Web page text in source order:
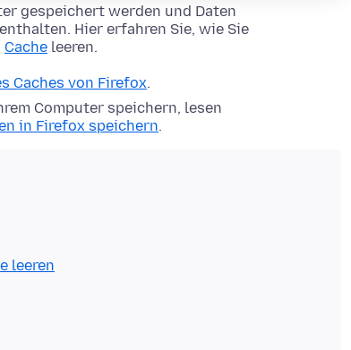
gespeichert werden und Daten
Hier erfahren Sie, wie Sie
Cache leeren.
Caches von Firefox.
Computer speichern, lesen
in Firefox speichern.
leeren